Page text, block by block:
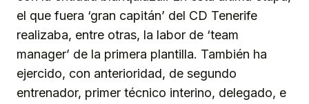
el que fuera ‘gran capitán’ del CD Tenerife
realizaba, entre otras, la labor de ‘team
manager’ de la primera plantilla. También ha
ejercido, con anterioridad, de segundo
entrenador, primer técnico interino, delegado, e